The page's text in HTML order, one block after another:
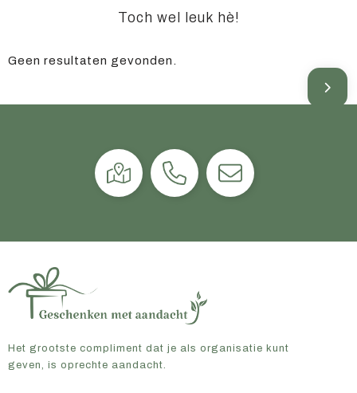
Toch wel leuk hè!
Geen resultaten gevonden.
Het grootste compliment dat je als organisatie kunt
geven, is oprechte aandacht.